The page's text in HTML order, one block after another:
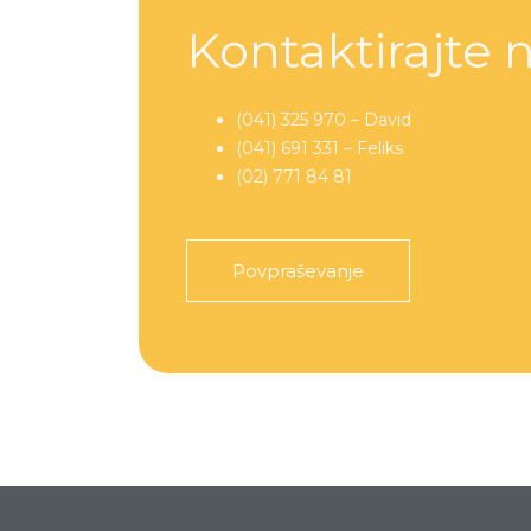
Kontaktirajte
(041) 325 970 – David
(041) 691 331 – Feliks
(02) 771 84 81
Povpraševanje